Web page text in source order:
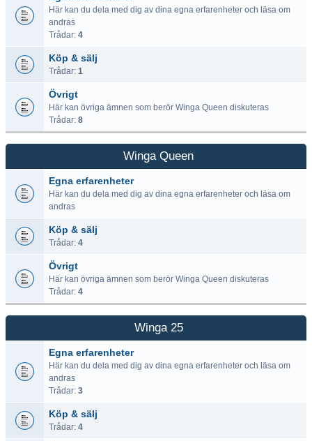
Här kan du dela med dig av dina egna erfarenheter och läsa om
andras
Trådar: 4
Köp & sälj
Trådar: 1
Övrigt
Här kan övriga ämnen som berör Winga Queen diskuteras
Trådar: 8
Winga Queen
Egna erfarenheter
Här kan du dela med dig av dina egna erfarenheter och läsa om
andras
Köp & sälj
Trådar: 4
Övrigt
Här kan övriga ämnen som berör Winga Queen diskuteras
Trådar: 4
Winga 25
Egna erfarenheter
Här kan du dela med dig av dina egna erfarenheter och läsa om
andras
Trådar: 3
Köp & sälj
Trådar: 4